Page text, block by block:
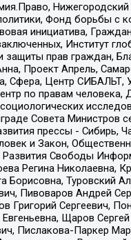
Фонд борьбы
инициатива,
Институт
защиты прав граждан,
Проект Апрель,
Сфера, Центр СИБАЛЬТ,
по правам
Совета
прессы - Сибирь,
и Закон,
Развития Свободы
Регина
Туровский
Пивоваров Андрей
Сергеевич,
Щаров
Пислакова-Паркер